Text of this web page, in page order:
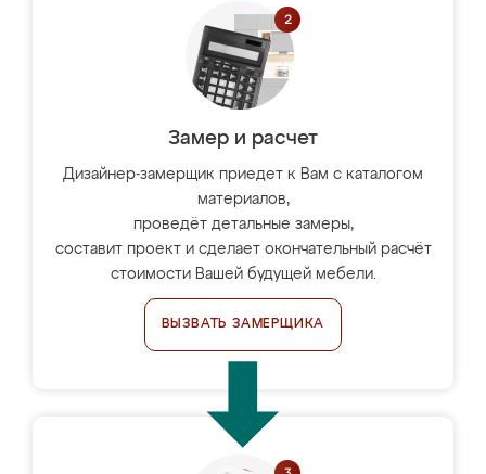
Замер и расчет
Дизайнер-замерщик приедет к Вам с каталогом
материалов,
проведёт детальные замеры,
составит проект и сделает окончательный расчёт
стоимости Вашей будущей мебели.
ВЫЗВАТЬ ЗАМЕРЩИКА